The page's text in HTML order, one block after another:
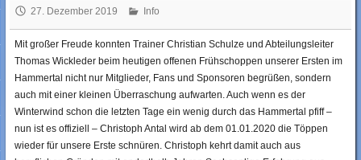
27. Dezember 2019 Info
Mit großer Freude konnten Trainer Christian Schulze und Abteilungsleiter
Thomas Wickleder beim heutigen offenen Frühschoppen unserer Ersten im
Hammertal nicht nur Mitglieder, Fans und Sponsoren begrüßen, sondern
auch mit einer kleinen Überraschung aufwarten. Auch wenn es der
Winterwind schon die letzten Tage ein wenig durch das Hammertal pfiff –
nun ist es offiziell – Christoph Antal wird ab dem 01.01.2020 die Töppen
wieder für unsere Erste schnüren. Christoph kehrt damit auch aus